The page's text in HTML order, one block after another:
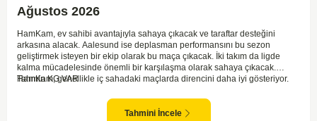
Ağustos 2026
HamKam, ev sahibi avantajıyla sahaya çıkacak ve taraftar desteğini
arkasına alacak. Aalesund ise deplasman performansını bu sezon
geliştirmek isteyen bir ekip olarak bu maça çıkacak. İki takım da ligde
kalma mücadelesinde önemli bir karşılaşma olarak sahaya çıkacak.
HamKam, genellikle iç sahadaki maçlarda direncini daha iyi gösteriyor.
olabilir. Hücum anlamında her iki takım da zaman zaman sıkıntı yaşasa da
gol bulma ihtimalleri yüksek.
Tahmin KG VAR
Tahmini İncele